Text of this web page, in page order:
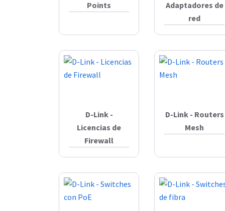
Points
Adaptadores de
red
D-Link -
Licencias de
Firewall
D-Link - Routers
Mesh